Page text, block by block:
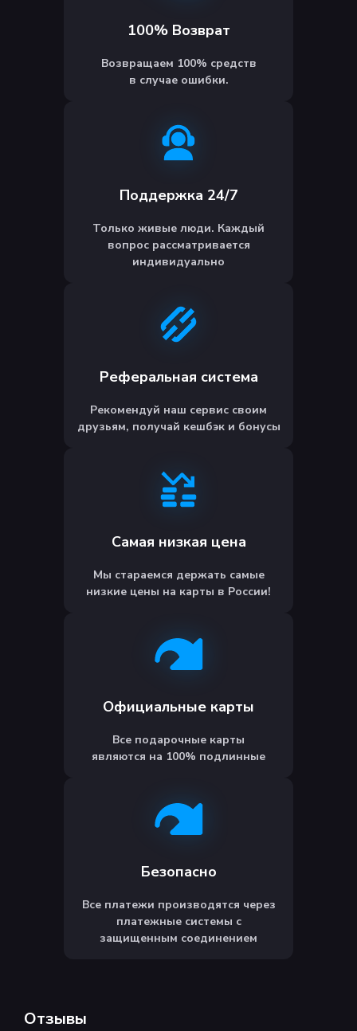
100% Возврат
Возвращаем 100% средств
в случае ошибки.
Поддержка 24/7
Только живые люди. Каждый
вопрос рассматривается
индивидуально
Реферальная система
Рекомендуй наш сервис своим
друзьям, получай кешбэк и бонусы
Самая низкая цена
Мы стараемся держать самые
низкие цены на карты в России!
Официальные карты
Все подарочные карты
являются на 100% подлинные
Безопасно
Все платежи производятся через
платежные системы с
защищенным соединением
Отзывы